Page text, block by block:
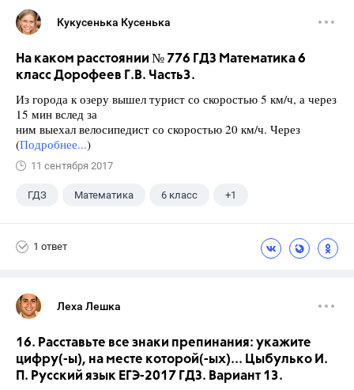
Кукусенька Кусенька
На каком расстоянии № 776 ГДЗ Математика 6
класс Дорофеев Г.В. Часть3.
Из города к озеру вышел турист со скоростью 5 км/ч, а через
15 мин вслед за
ним выехал велосипедист со скоростью 20 км/ч. Через
(Подробнее...)
11 сентября 2017
ГДЗ Математика 6 класс +1
1 ответ
Леха Лешка
16. Расставьте все знаки препинания: укажите
цифру(-ы), на месте которой(-ых)... Цыбулько И.
П. Русский язык ЕГЭ-2017 ГДЗ. Вариант 13.